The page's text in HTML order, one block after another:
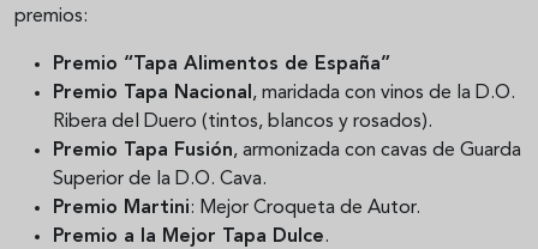
premios:
Premio “Tapa Alimentos de España”
Premio Tapa Nacional, maridada con vinos de la D.O.
Ribera del Duero (tintos, blancos y rosados).
Premio Tapa Fusión, armonizada con cavas de Guarda
Superior de la D.O. Cava.
Premio Martini: Mejor Croqueta de Autor.
Premio a la Mejor Tapa Dulce.